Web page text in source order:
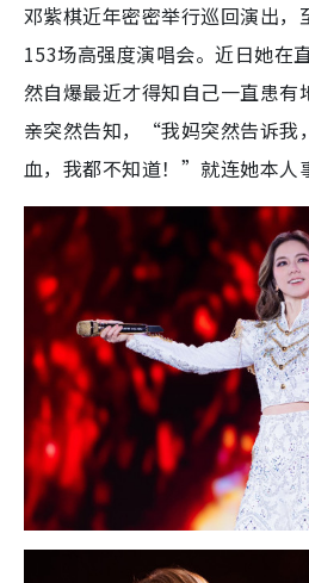
邓紫棋近年密密举行巡回演出，
153场高强度演唱会。近日她在
然自爆最近才得知自己一直患有
亲突然告知，“我妈突然告诉我
血，我都不知道！”就连她本人